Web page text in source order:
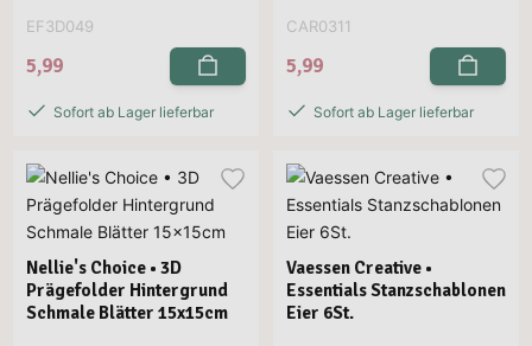
EF3D049
5,99
Sofort ab Lager lieferbar
CAR0311
5,99
Sofort ab Lager lieferbar
Nellie's Choice • 3D
Prägefolder Hintergrund
Schmale Blätter 15x15cm
Vaessen Creative •
Essentials Stanzschablonen
Eier 6St.